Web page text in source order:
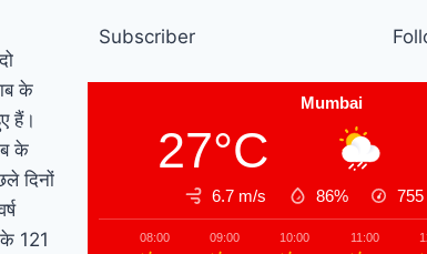
!
Elderly people
get respect and
: मोदी का यह
दिलाएगा बुजुर्गों को
और सहारा ! PM
के
हैं।
के
दिनों
121
Subscriber
Mumbai
27°C
6.7 m/s 86% 755
08:00 09:00 10:00 11:00